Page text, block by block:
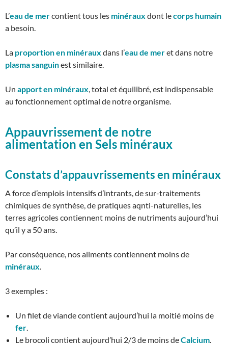
L’eau de mercontient tous les minéraux dont lecorps humain
a besoin.
La proportion en minéraux dans l’eau de meret dans notre
plasma sanguinest similaire.
Un apport en minéraux, total et équilibré, est indispensable
au fonctionnement optimal de notre organisme.
Appauvrissement de notre
alimentation en Sels minéraux
Constats d’appauvrissements en minéraux
A force d’emplois intensifs d’intrants, de sur-traitements
chimiques de synthèse, de pratiques aqnti-naturelles, les
terres agricoles contiennent moins de nutriments aujourd’hui
qu’il y a 50 ans.
Par conséquence, nos aliments contiennent moins de
minéraux.
3 exemples :
Un filet de viande contient aujourd’hui la moitié moins de
fer.
Le brocoli contient aujourd’hui 2/3 de moins deCalcium.